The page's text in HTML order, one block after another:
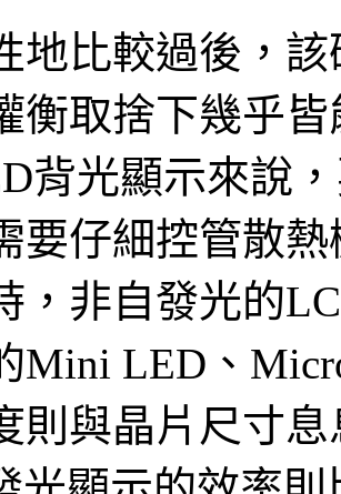
地比較過後，
衡取捨下幾乎
背光顯示來說
要仔細控管散
，非自發光的
Mini LED、
則與晶片尺寸